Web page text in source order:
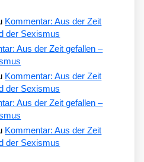
Kommentar: Aus der Zeit
der Sexismus
Aus der Zeit gefallen –
Kommentar: Aus der Zeit
der Sexismus
Aus der Zeit gefallen –
Kommentar: Aus der Zeit
der Sexismus